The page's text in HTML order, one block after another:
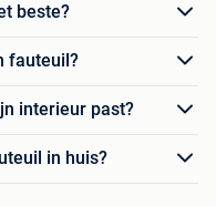
beste?
fauteuil?
interieur past?
in huis?